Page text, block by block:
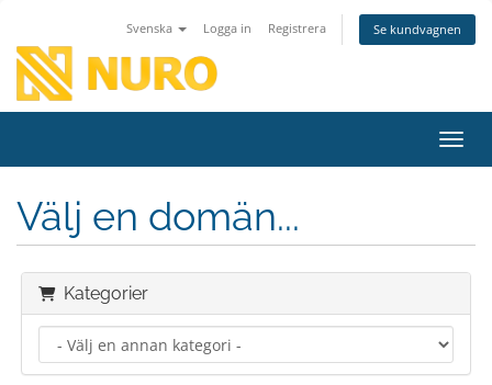
Svenska Logga in Registrera Se kundvagnen
Välj en domän...
Kategorier